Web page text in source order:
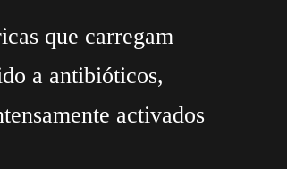
que carregam
a antibióticos,
activados